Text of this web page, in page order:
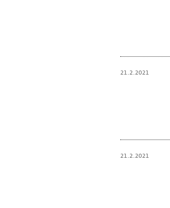
21.2.2021
21.2.2021